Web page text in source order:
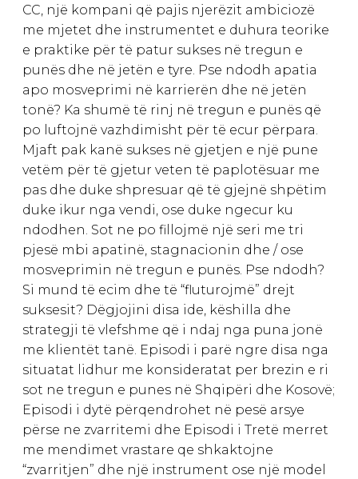
CC, një kompani që pajis njerëzit ambiciozë
me mjetet dhe instrumentet e duhura teorike
e praktike për të patur sukses në tregun e
punës dhe në jetën e tyre. Pse ndodh apatia
apo mosveprimi në karrierën dhe në jetën
tonë? Ka shumë të rinj në tregun e punës që
po luftojnë vazhdimisht për të ecur përpara.
Mjaft pak kanë sukses në gjetjen e një pune
vetëm për të gjetur veten të paplotësuar me
pas dhe duke shpresuar që të gjejnë shpëtim
duke ikur nga vendi, ose duke ngecur ku
ndodhen. Sot ne po fillojmë një seri me tri
pjesë mbi apatinë, stagnacionin dhe / ose
mosveprimin në tregun e punës. Pse ndodh?
Si mund të ecim dhe të “fluturojmë” drejt
suksesit? Dëgjojini disa ide, këshilla dhe
strategji të vlefshme që i ndaj nga puna jonë
me klientët tanë. Episodi i parë ngre disa nga
situatat lidhur me konsideratat per brezin e ri
sot ne tregun e punes në Shqipëri dhe Kosovë;
Episodi i dytë përqendrohet në pesë arsye
përse ne zvarritemi dhe Episodi i Tretë merret
me mendimet vrastare qe shkaktojne
“zvarritjen” dhe një instrument ose një model